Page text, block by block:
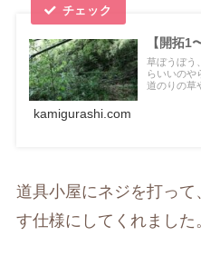
【開拓1
草ぼうぼう
らいいの
道のりの草
kamigurashi.com
道具小屋にネジを打っ
す仕様にしてくれました